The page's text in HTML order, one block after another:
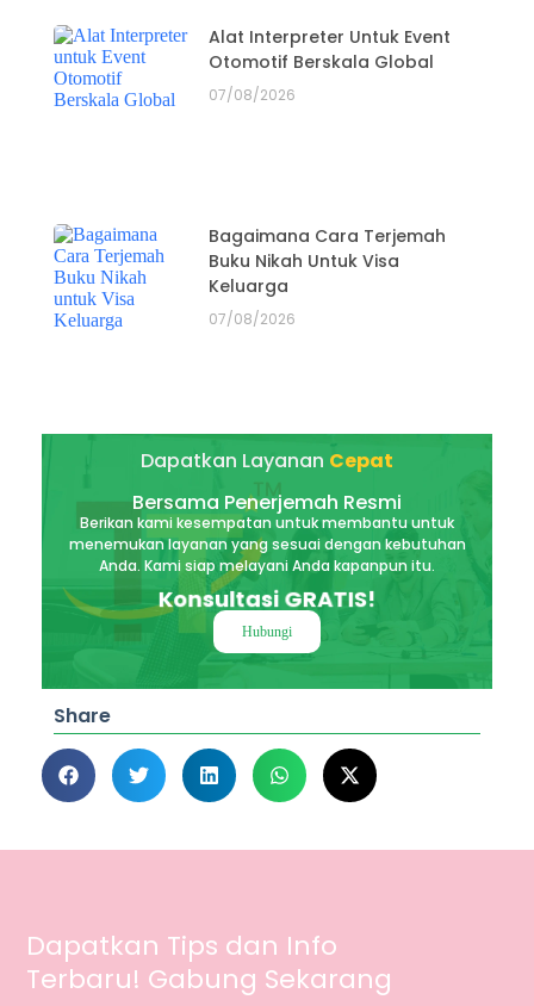
Alat Interpreter Untuk Event
Otomotif Berskala Global
07/08/2026
Bagaimana Cara Terjemah
Buku Nikah Untuk Visa
Keluarga
07/08/2026
Dapatkan Layanan Cepat
Bersama Penerjemah Resmi
Berikan kami kesempatan untuk membantu untuk
menemukan layanan yang sesuai dengan kebutuhan
Anda. Kami siap melayani Anda kapanpun itu.
Konsultasi GRATIS!
Hubungi
Share
Dapatkan Tips dan Info
Terbaru! Gabung Sekarang